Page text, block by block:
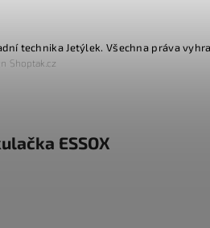
technika Jetýlek. Všechna práva
Shoptak.cz
ESSOX